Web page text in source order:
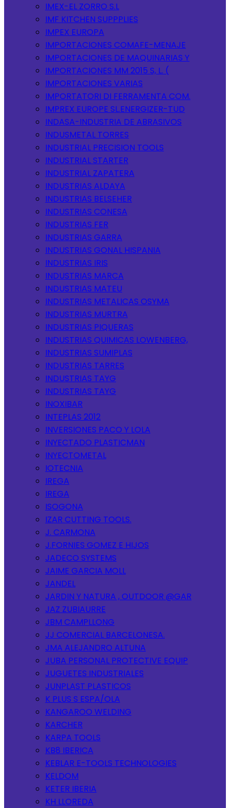
IMEX-EL ZORRO S.L
IMF KITCHEN SUPPPLIES
IMPEX EUROPA
IMPORTACIONES COMAFE-MENAJE
IMPORTACIONES DE MAQUINARIAS Y
IMPORTACIONES MM 2015 S, L. (
IMPORTACIONES VARIAS
IMPORTATORI DI FERRAMENTA COM.
IMPREX EUROPE SL.ENERGIZER-TUD
INDASA-INDUSTRIA DE ABRASIVOS
INDUSMETAL TORRES
INDUSTRIAL PRECISION TOOLS
INDUSTRIAL STARTER
INDUSTRIAL ZAPATERA
INDUSTRIAS ALDAYA
INDUSTRIAS BELSEHER
INDUSTRIAS CONESA
INDUSTRIAS FER
INDUSTRIAS GARRA
INDUSTRIAS GONAL HISPANIA
INDUSTRIAS IRIS
INDUSTRIAS MARCA
INDUSTRIAS MATEU
INDUSTRIAS METALICAS OSYMA
INDUSTRIAS MURTRA
INDUSTRIAS PIQUERAS
INDUSTRIAS QUIMICAS LOWENBERG,
INDUSTRIAS SUMIPLAS
INDUSTRIAS TARRES
INDUSTRIAS TAYG
INDUSTRIAS TAYG
INOXIBAR
INTEPLAS 2012
INVERSIONES PACO Y LOLA
INYECTADO PLASTICMAN
INYECTOMETAL
IOTECNIA
IREGA
IREGA
ISOGONA
IZAR CUTTING TOOLS.
J. CARMONA
J.FORNIES GOMEZ E HIJOS
JADECO SYSTEMS
JAIME GARCIA MOLL
JANDEL
JARDIN Y NATURA , OUTDOOR @GAR
JAZ ZUBIAURRE
JBM CAMPLLONG
JJ COMERCIAL BARCELONESA.
JMA ALEJANDRO ALTUNA
JUBA PERSONAL PROTECTIVE EQUIP
JUGUETES INDUSTRIALES
JUNPLAST PLASTICOS
K PLUS S ESPA/OLA
KANGAROO WELDING
KARCHER
KARPA TOOLS
KB8 IBERICA
KEBLAR E-TOOLS TECHNOLOGIES
KELDOM
KETER IBERIA
KH LLOREDA